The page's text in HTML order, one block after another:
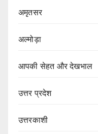
अमृतसर
अल्मोड़ा
आपकी सेहत और देखभाल
उत्तर प्रदेश
उत्तरकाशी